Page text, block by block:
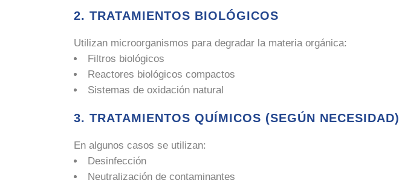
2. TRATAMIENTOS BIOLÓGICOS
Utilizan microorganismos para degradar la materia orgánica:
Filtros biológicos
Reactores biológicos compactos
Sistemas de oxidación natural
3. TRATAMIENTOS QUÍMICOS (SEGÚN NECESIDAD)
En algunos casos se utilizan:
Desinfección
Neutralización de contaminantes